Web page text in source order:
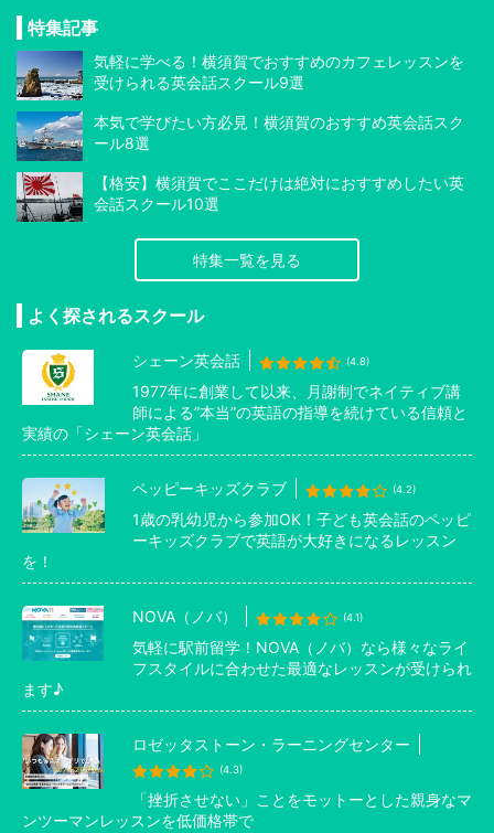
特集記事
気軽に学べる！横須賀でおすすめのカフェレッスンを
受けられる英会話スクール9選
本気で学びたい方必見！横須賀のおすすめ英会話スク
ール8選
【格安】横須賀でここだけは絶対におすすめしたい英
会話スクール10選
特集一覧を見る
よく探されるスクール
シェーン英会話 (4.8)
1977年に創業して以来、月謝制でネイティブ講
師による”本当”の英語の指導を続けている信頼と
実績の「シェーン英会話」
ペッピーキッズクラブ (4.2)
1歳の乳幼児から参加OK！子ども英会話のペッピ
ーキッズクラブで英語が大好きになるレッスン
を！
NOVA（ノバ） (4.1)
気軽に駅前留学！NOVA（ノバ）なら様々なライ
フスタイルに合わせた最適なレッスンが受けられ
ます♪
ロゼッタストーン・ラーニングセンター
(4.3)
「挫折させない」ことをモットーとした親身なマ
ンツーマンレッスンを低価格帯で